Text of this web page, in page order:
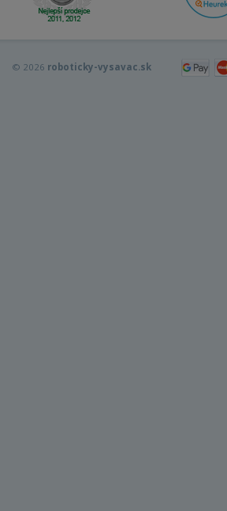
© 2026 roboticky-vysavac.sk